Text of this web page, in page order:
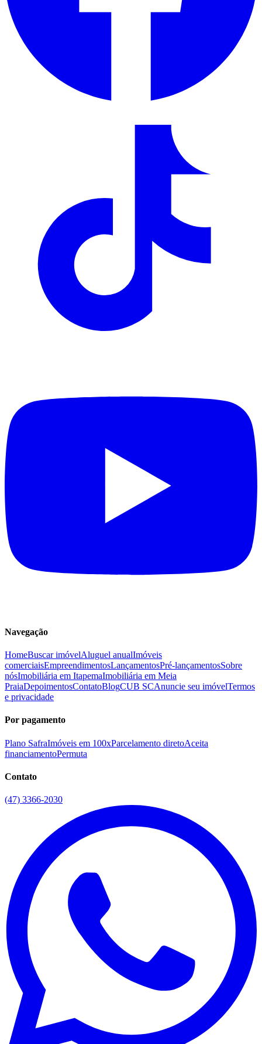
Navegação
HomeBuscar imóvelAluguel anualImóveis
comerciaisEmpreendimentosLançamentosPré-lançamentosSobre
nósImobiliária em ItapemaImobiliária em Meia
PraiaDepoimentosContatoBlogCUB SCAnuncie seu imóvelTermos
e privacidade
Por pagamento
Plano SafraImóveis em 100xParcelamento diretoAceita
financiamentoPermuta
Contato
(47) 3366-2030